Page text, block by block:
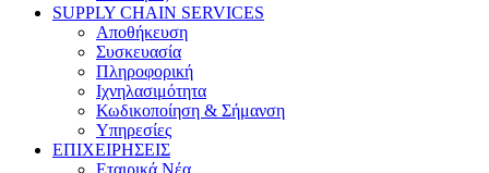
SUPPLY CHAIN SERVICES
Αποθήκευση
Συσκευασία
Πληροφορική
Ιχνηλασιμότητα
Κωδικοποίηση & Σήμανση
Υπηρεσίες
ΕΠΙΧΕΙΡΗΣΕΙΣ
Εταιρικά Νέα